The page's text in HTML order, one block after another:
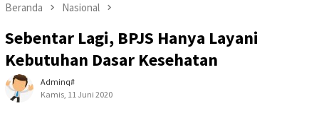
Beranda Nasional
Sebentar Lagi, BPJS Hanya Layani
Kebutuhan Dasar Kesehatan
Adminq#
Kamis, 11 Juni 2020